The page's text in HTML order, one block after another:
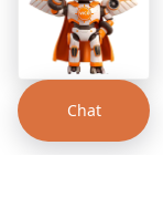
Chat